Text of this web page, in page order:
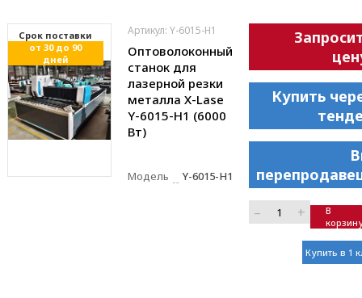
Cрок поставки
от 30 до 90
дней
Артикул: Y-6015-H1
Оптоволоконный
станок для
лазерной резки
металла X-Lase
Y-6015-H1 (6000
Вт)
Модель Y-6015-H1
Купить
– +
В
Купить в 1